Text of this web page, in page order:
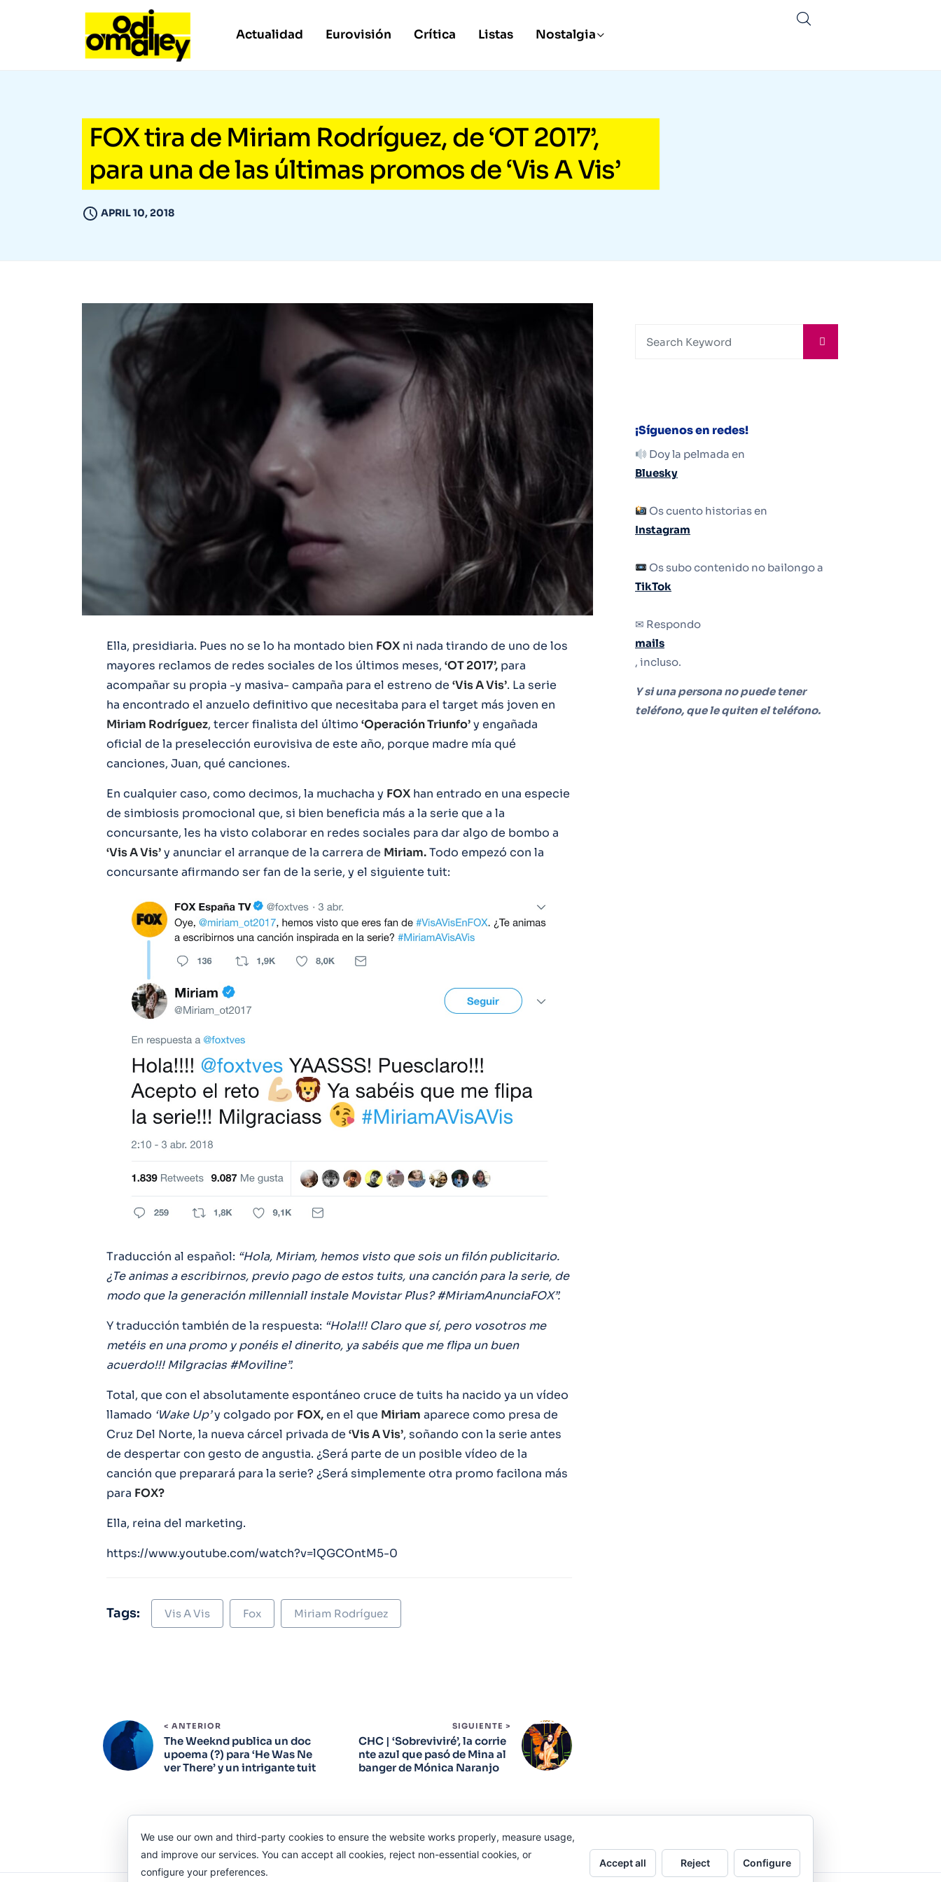
Actualidad Eurovisión Crítica Listas Nostalgia
FOX tira de Miriam Rodríguez, de ‘OT 2017’,
para una de las últimas promos de ‘Vis A Vis’
APRIL 10, 2018
Ella, presidiaria. Pues no se lo ha montado bien FOX ni nada tirando de uno de los
mayores reclamos de redes sociales de los últimos meses, ‘OT 2017’, para
acompañar su propia -y masiva- campaña para el estreno de ‘Vis A Vis’. La serie
ha encontrado el anzuelo definitivo que necesitaba para el target más joven en
Miriam Rodríguez, tercer finalista del último ‘Operación Triunfo’y engañada
oficial de la preselección eurovisiva de este año, porque madre mía qué
canciones, Juan, qué canciones.
En cualquier caso, como decimos, la muchacha y FOX han entrado en una especie
de simbiosis promocional que, si bien beneficia más a la serie que a la
concursante, les ha visto colaborar en redes sociales para dar algo de bombo a
‘Vis A Vis’y anunciar el arranque de la carrera de Miriam.Todo empezó con la
concursante afirmando ser fan de la serie, y el siguiente tuit:
Traducción al español: “Hola, Miriam, hemos visto que sois un filón publicitario.
¿Te animas a escribirnos, previo pago de estos tuits, una canción para la serie, de
modo que la generación millenniall instale Movistar Plus? #MiriamAnunciaFOX”.
Y traducción también de la respuesta: “Hola!!! Claro que sí, pero vosotros me
metéis en una promo y ponéis el dinerito, ya sabéis que me flipa un buen
acuerdo!!! Milgracias #Moviline”.
Total, que con el absolutamente espontáneo cruce de tuits ha nacido ya un vídeo
llamado ‘Wake Up’y colgado por FOX,en el que Miriam aparece como presa de
Cruz Del Norte, la nueva cárcel privada de ‘Vis A Vis’, soñando con la serie antes
de despertar con gesto de angustia. ¿Será parte de un posible vídeo de la
canción que preparará para la serie? ¿Será simplemente otra promo facilona más
para FOX?
Ella, reina del marketing.
https://www.youtube.com/watch?v=lQGCOntM5-0
Tags: Vis A Vis Fox Miriam Rodríguez
< ANTERIOR
The Weeknd publica un doc
upoema (?) para ‘He Was Ne
ver There’ y un intrigante tuit
SIGUIENTE >
CHC | ‘Sobreviviré’, la corrie
nte azul que pasó de Mina al
banger de Mónica Naranjo
¡Síguenos en redes!
Doy la pelmada en
Bluesky
Os cuento historias en
Instagram
Os subo contenido no bailongo a
TikTok
✉ Respondo
mails
, incluso.
Y si una persona no puede tener
teléfono, que le quiten el teléfono.
We use our own and third-party cookies to ensure the website works properly, measure usage,
and improve our services. You can accept all cookies, reject non-essential cookies, or
configure your preferences.
Accept all Reject Configure